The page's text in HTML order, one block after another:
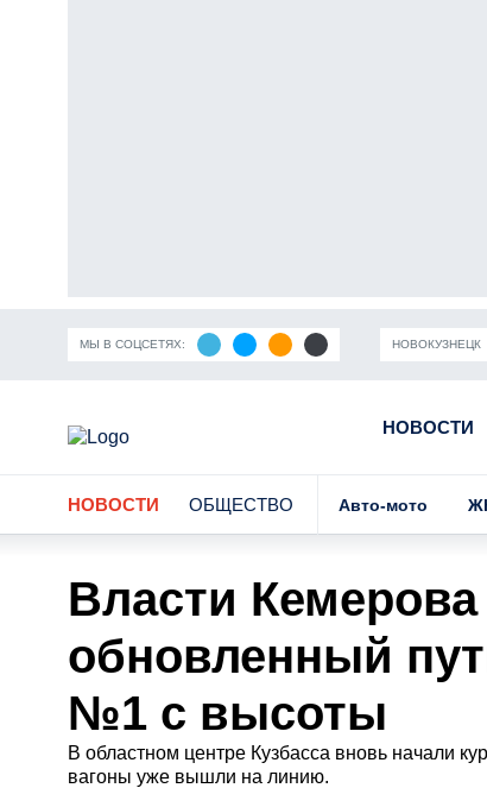
МЫ В СОЦСЕТЯХ: НОВОКУЗНЕЦК
НОВОСТИ
Угольная промышленность Кузбасса Пандемия
НОВОСТИ ОБЩЕСТВО Авто-мото
Власти Кемерова
обновленный
№1 с высоты
В областном центре Кузбасса вновь начали
вагоны уже вышли на линию.